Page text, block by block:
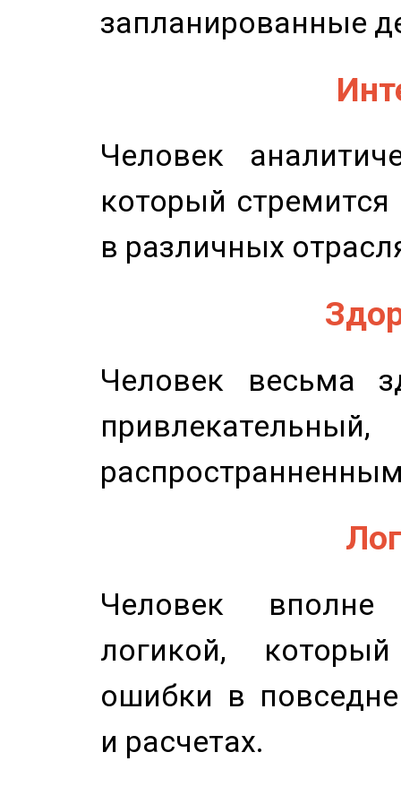
запланированные
Человек
который
в различных
Человек весьма
Человек
логикой,
ошибки в
и расчетах.